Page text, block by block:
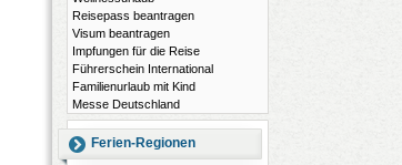
Reisepass beantragen
Visum beantragen
Impfungen für die Reise
Führerschein International
Familienurlaub mit Kind
Messe Deutschland
Ferien-Regionen